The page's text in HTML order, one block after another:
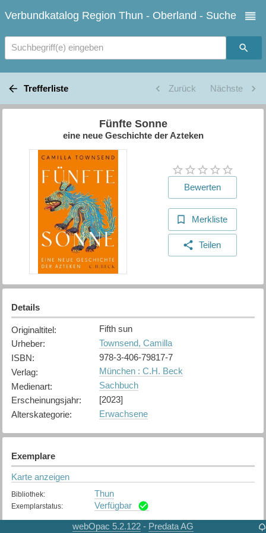
Verbundkatalog Region Thun - Oberland - Suche
Suchbegriff(e) eingeben
Trefferliste Zurück Nächste
Fünfte Sonne
eine neue Geschichte der Azteken
Bewerten
Merkliste
Teilen
Details
Originaltitel:
Fifth sun
Urheber:
Townsend, Camilla
ISBN:
978-3-406-79817-7
Verlag:
München : C.H. Beck
Medienart:
Sachbuch
Erscheinungsjahr:
[2023]
Alterskategorie: Erwachsene
Exemplare
Karte anzeigen
Bibliothek: Thun
Exemplarstatus: Verfügbar
webOpac 5.2.122 - Predata AG